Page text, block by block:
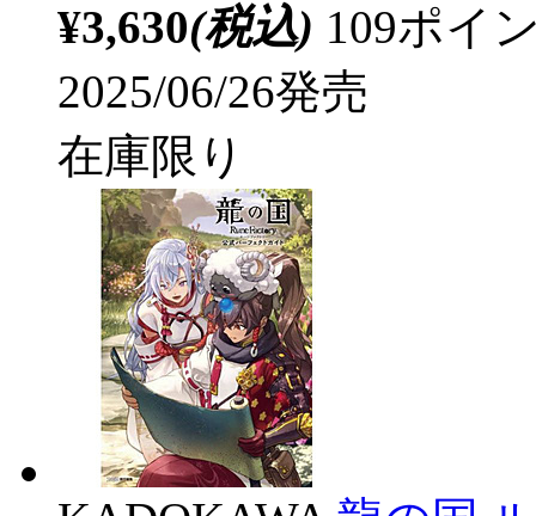
¥3,630(税込) 109ポイ
2025/06/26発売
在庫限り